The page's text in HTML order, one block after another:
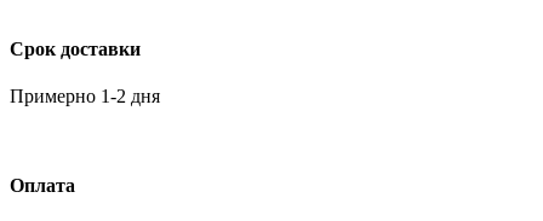
Срок доставки
Примерно 1-2 дня
Оплата